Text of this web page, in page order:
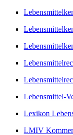
Lebensmittel-
Lexikon
LMIV